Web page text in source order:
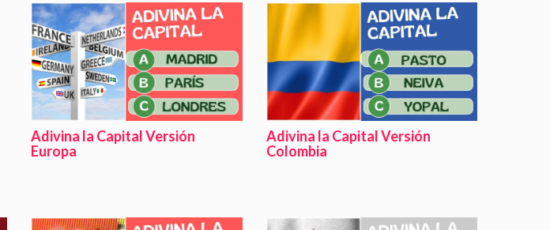
Adivina la Capital Versión
Europa
Adivina la Capital Versión
Colombia